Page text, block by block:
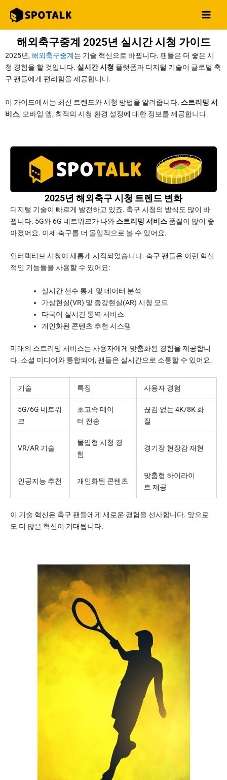
츠
건
너
뛰
Main
해외축구중계 2025년 실시간 시청 가이드
2025년,해외축구중계는 기술 혁신으로 바뀝니다. 팬들은 더 좋은 시
청 경험을 할 것입니다. 실시간 시청 플랫폼과 디지털 기술이 글로벌 축
구 팬들에게 편리함을 제공합니다.
이 가이드에서는 최신 트렌드와 시청 방법을 알려줍니다. 스트리밍 서
비스, 모바일 앱, 최적의 시청 환경 설정에 대한 정보를 제공합니다.
2025년 해외축구 시청 트렌드 변화
디지털 기술이 빠르게 발전하고 있죠. 축구 시청의 방식도 많이 바
뀝니다. 5G와 6G 네트워크가 나와 스트리밍 서비스 품질이 많이 좋
아졌어요. 이제 축구를 더 몰입적으로 볼 수 있어요.
인터랙티브 시청이 새롭게 시작되었습니다. 축구 팬들은 이런 혁신
적인 기능들을 사용할 수 있어요:
실시간 선수 통계 및 데이터 분석
가상현실(VR) 및 증강현실(AR) 시청 모드
다국어 실시간 통역 서비스
개인화된 콘텐츠 추천 시스템
미래의 스트리밍 서비스는 사용자에게 맞춤화된 경험을 제공합니
다. 소셜 미디어와 통합되어, 팬들은 실시간으로 소통할 수 있어요.
기술 특징 사용자 경험
5G/6G 네트워
크
초고속 데이
터 전송
끊김 없는 4K/8K 화
질
VR/AR 기술
몰입형 시청 경
험
경기장 현장감 재현
인공지능 추천 개인화된 콘텐츠
맞춤형 하이라이
트 제공
이 기술 혁신은 축구 팬들에게 새로운 경험을 선사합니다. 앞으로
도 더 많은 혁신이 기대됩니다.